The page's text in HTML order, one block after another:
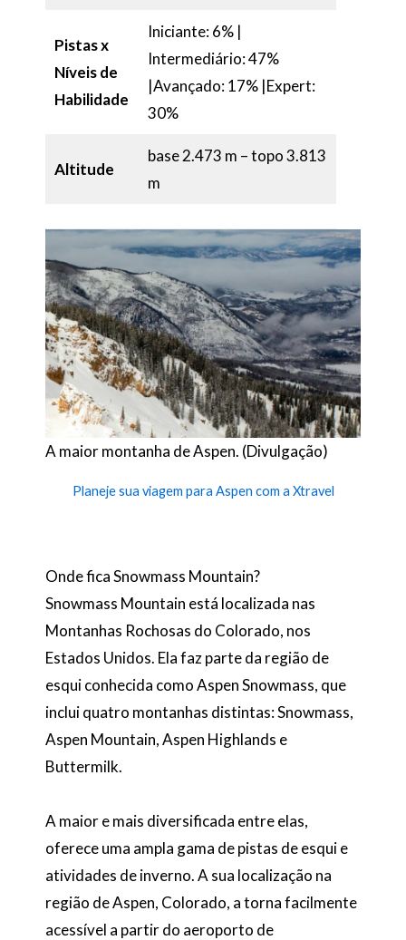
Pistas x
Níveis de
Habilidade
Iniciante: 6% |
Intermediário: 47%
|Avançado: 17% |Expert:
30%
Altitude
base 2.473 m – topo 3.813
m
A maior montanha de Aspen. (Divulgação)
Planeje sua viagem para Aspen com a Xtravel
Onde fica Snowmass Mountain?
Snowmass Mountain está localizada nas
Montanhas Rochosas do Colorado, nos
Estados Unidos. Ela faz parte da região de
esqui conhecida como Aspen Snowmass, que
inclui quatro montanhas distintas: Snowmass,
Aspen Mountain, Aspen Highlands e
Buttermilk.
A maior e mais diversificada entre elas,
oferece uma ampla gama de pistas de esqui e
atividades de inverno. A sua localização na
região de Aspen, Colorado, a torna facilmente
acessível a partir do aeroporto de